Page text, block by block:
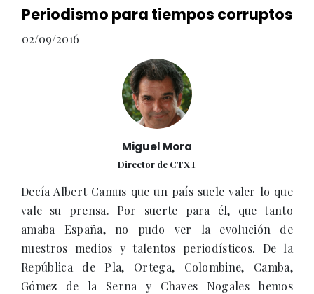
Periodismo para tiempos corruptos
02/09/2016
Miguel Mora
Director de CTXT
Decía Albert Camus que un país suele valer lo que
vale su prensa. Por suerte para él, que tanto
amaba España, no pudo ver la evolución de
nuestros medios y talentos periodísticos. De la
República de Pla, Ortega, Colombine, Camba,
Gómez de la Serna y Chaves Nogales hemos